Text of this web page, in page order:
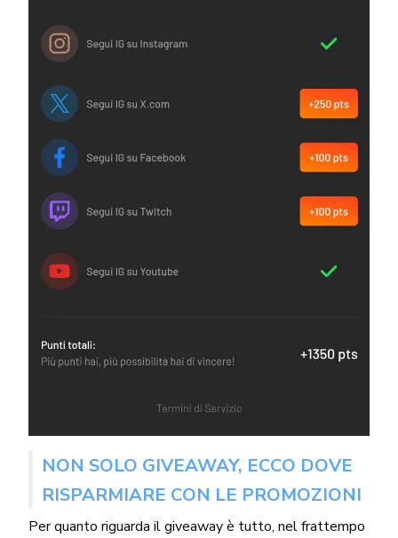
NON SOLO GIVEAWAY, ECCO DOVE
RISPARMIARE CON LE PROMOZIONI
Per quanto riguarda il giveaway è tutto, nel frattempo